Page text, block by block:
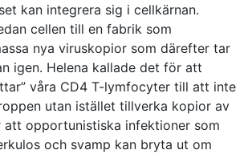
kan integrera sig i cellkärnan.
cellen till en fabrik som
nya viruskopior som därefter tar
igen. Helena kallade det för att
våra CD4 T-lymfocyter till att inte
utan istället tillverka kopior av
att opportunistiska infektioner som
och svamp kan bryta ut om